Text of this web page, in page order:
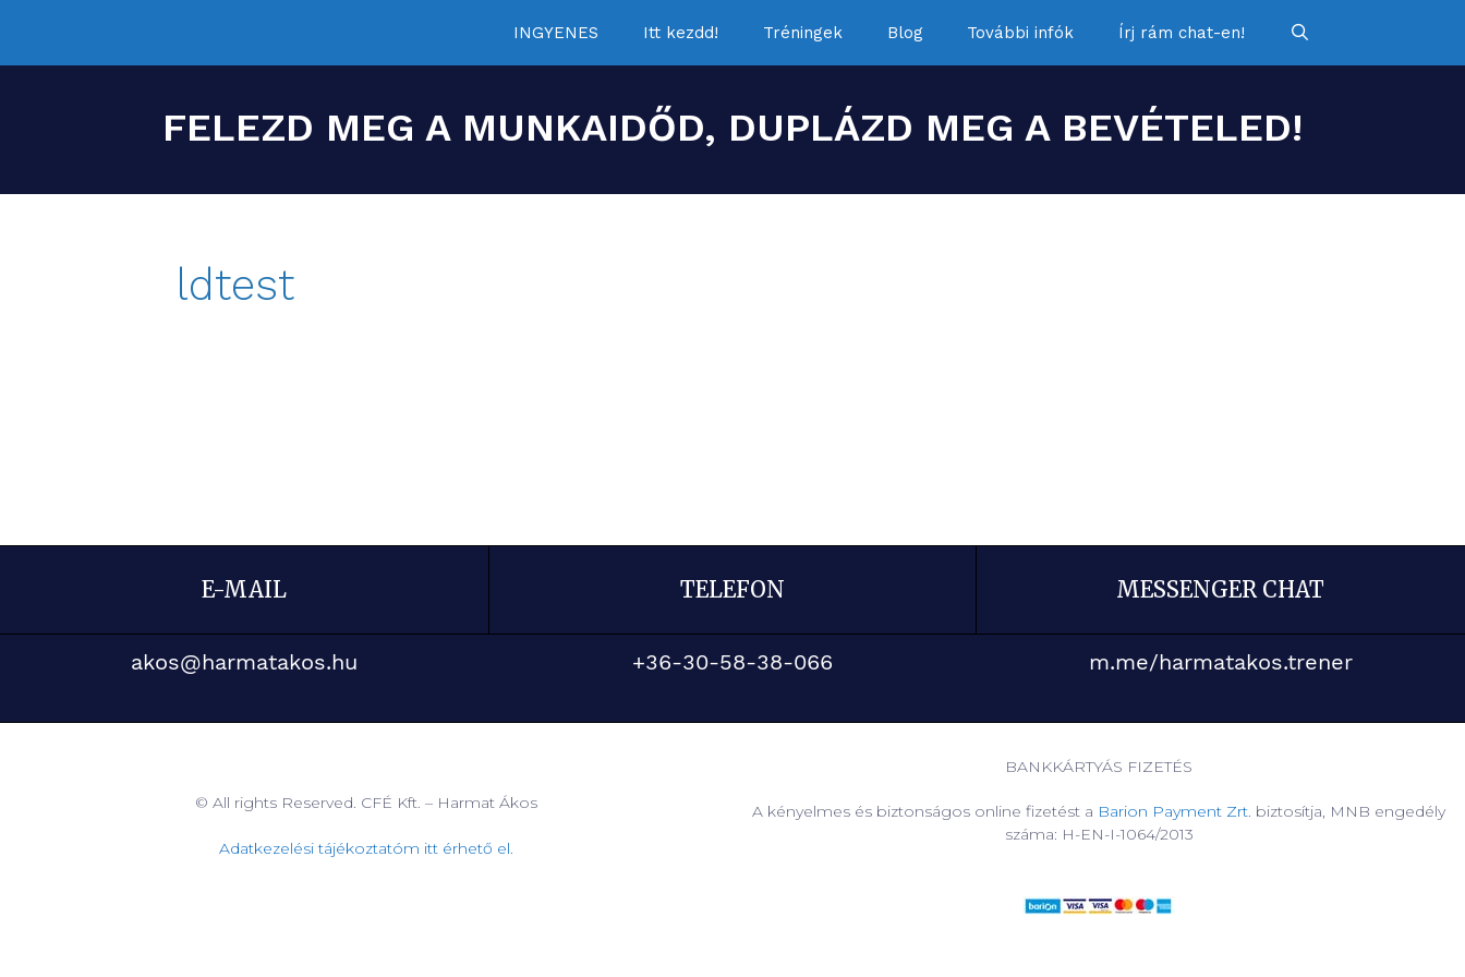
INGYENES Itt kezdd! Tréningek Blog További infók Írj rám chat-en!
FELEZD MEG A MUNKAIDŐD, DUPLÁZD MEG A BEVÉTELED!
ldtest
E-MAIL
akos@harmatakos.hu
TELEFON
+36-30-58-38-066
MESSENGER CHAT
m.me/harmatakos.trener
© All rights Reserved. CFÉ Kft. – Harmat Ákos
Adatkezelési tájékoztatóm itt érhető el.
BANKKÁRTYÁS FIZETÉS
A kényelmes és biztonságos online fizetést a Barion Payment Zrt. biztosítja, MNB engedély
száma: H-EN-I-1064/2013